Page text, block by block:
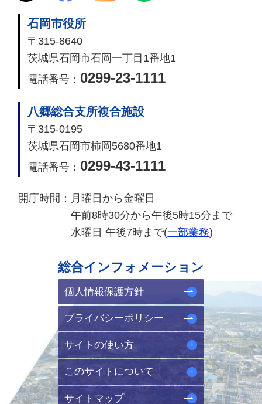
石岡市役所
〒315-8640
茨城県石岡市石岡一丁目1番地1
電話番号： 0299-23-1111
八郷総合支所複合施設
〒315-0195
茨城県石岡市柿岡5680番地1
電話番号： 0299-43-1111
開庁時間： 月曜日から金曜日
午前8時30分から午後5時15分まで
水曜日 午後7時まで(一部業務)
総合インフォメーション
個人情報保護方針
プライバシーポリシー
サイトの使い方
このサイトについて
サイトマップ